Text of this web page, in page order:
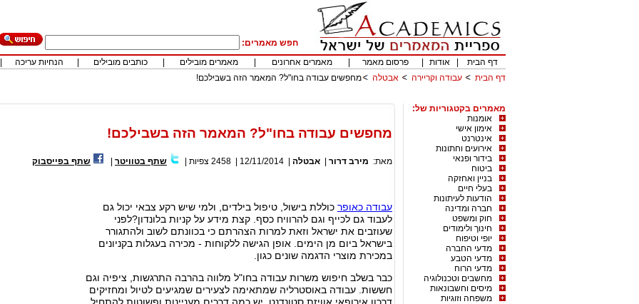
חפש מאמרים:
דף הבית
אודות פרסום מאמר מאמרים אחרונים מאמרים מובילים כותבים מובילים הנחיות עריכה
דף הבית
עבודה וקריירה אבטלה מחפשים עבודה בחו"ל? המאמר הזה בשבילכם!
מאמרים בקטגוריות של:
אומנות
אימון אישי
אינטרנט
אירועים וחתונות
בידור ופנאי
ביטוח
בניין ואחזקה
בעלי חיים
הודעות לעיתונות
חברה ומדינה
חוק ומשפט
חינוך ולימודים
יופי וטיפוח
מדעי החברה
מדעי הטבע
מדעי הרוח
מחשבים וטכנולוגיה
מיסים וחשבונאות
משפחה וזוגיות
מחפשים עבודה בחו"ל? המאמר הזה בשבילכם!
מאת: מירב דרור אבטלה 12/11/2014
2458 צפיות שתף בטוויטר שתף בפייסבוק
עבודה כאופר כוללת בישול, טיפול בילדים, ולמי שיש רקע צבאי יכול גם
לעבוד גם לכייף וגם להרוויח כסף. קצת מידע על קניות בלונדון?לפני
שעוזבים את ישראל וזאת למרות הצהרתם כי בכוונתם לשוב ולהתגורר
בישראל ביום מן הימים. אופן הגישה ללקוחות - מכירה בעגלות בקניונים
במכירת מוצרי הדגמה שונים כגון.
כבר בשלב חיפוש משרות עבודה בחו"ל מלווה בהרבה התרגשות, ציפיה וגם
חששות. עבודה באוסטרליה שמתאימה לצעירים שמגיעים לטיול ומחזיקים